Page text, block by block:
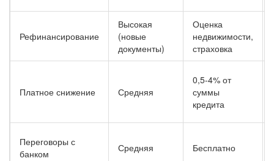
Рефинансирование
Высокая
(новые
документы)
Оценка
недвижимости,
страховка
Платное снижение Средняя
0,5-4% от
суммы
кредита
Переговоры с
банком
Средняя Бесплатно